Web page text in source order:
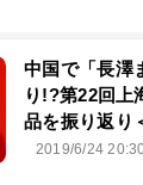
中国で「長澤
り!?第22回上
品を振り返り
2019/6/24